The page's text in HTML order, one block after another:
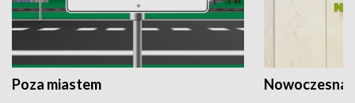
Poza miastem Nowoczesna